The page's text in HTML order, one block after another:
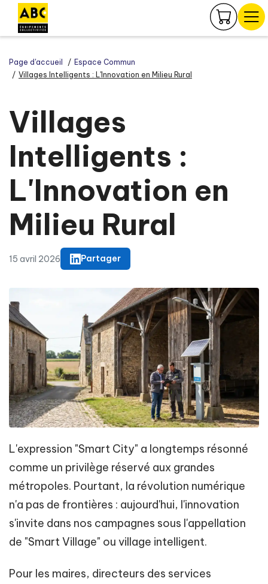
Page d'accueil
Espace Commun
Villages Intelligents : L'Innovation en Milieu Rural
Villages
Intelligents :
L'Innovation en
Milieu Rural
15 avril 2026 Partager
L'expression "Smart City" a longtemps résonné
comme un privilège réservé aux grandes
métropoles. Pourtant, la révolution numérique
n'a pas de frontières : aujourd'hui, l'innovation
s'invite dans nos campagnes sous l'appellation
de "Smart Village" ou village intelligent.
Pour les maires, directeurs des services
Panneau de gestion des cookies